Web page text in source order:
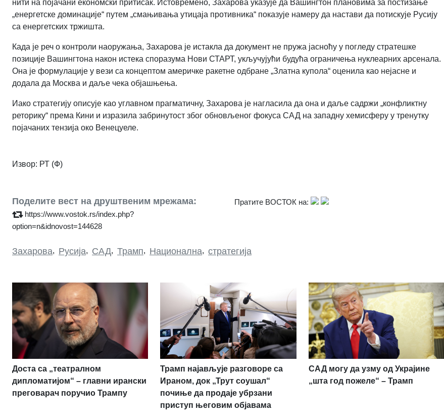
нити на појачани економски притисак. Истовремено, Захарова указује да Вашингтон плановима за постизање
„енергетске доминације“ путем „смањивања утицаја противника“ показује намеру да настави да потискује Русију
са енергетских тржишта.
Када је реч о контроли наоружања, Захарова је истакла да документ не пружа јасноћу у погледу стратешке
позиције Вашингтона након истека споразума Нови СТАРТ, укључујући будућа ограничења нуклеарних арсенала.
Она је формулације у вези са концептом америчке ракетне одбране „Златна купола“ оценила као нејасне и
додала да Москва и даље чека објашњења.
Иако стратегију описује као углавном прагматичну, Захарова је нагласила да она и даље садржи „конфликтну
реторику“ према Кини и изразила забринутост због обновљеног фокуса САД на западну хемисферу у тренутку
појачаних тензија око Венецуеле.
Извор: РТ (Ф)
Поделите вест на друштвеним мрежама:
https://www.vostok.rs/index.php?
option=n&idnovost=144628
Пратите ВОСТОК на:
Захарова, Русија, САД, Трамп, Национална, стратегија
Доста са „театралном
дипломатијом“ – главни ирански
преговарач поручио Трампу
Трамп најављује разговоре са
Ираном, док „Трут соушал“
почиње да продаје убрзани
приступ његовим објавама
САД могу да узму од Украјине
„шта год пожеле“ – Трамп